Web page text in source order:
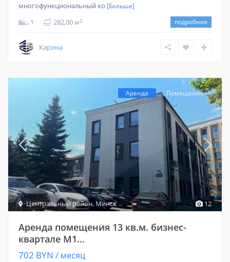
многофункциональный ко [Больше]
1 282,00 м2 подробнее
Карина
12
Центральный район, Минск
Аренда Помещение
Аренда помещения 13 кв.м. бизнес-
квартале М1...
702 BYN / месяц